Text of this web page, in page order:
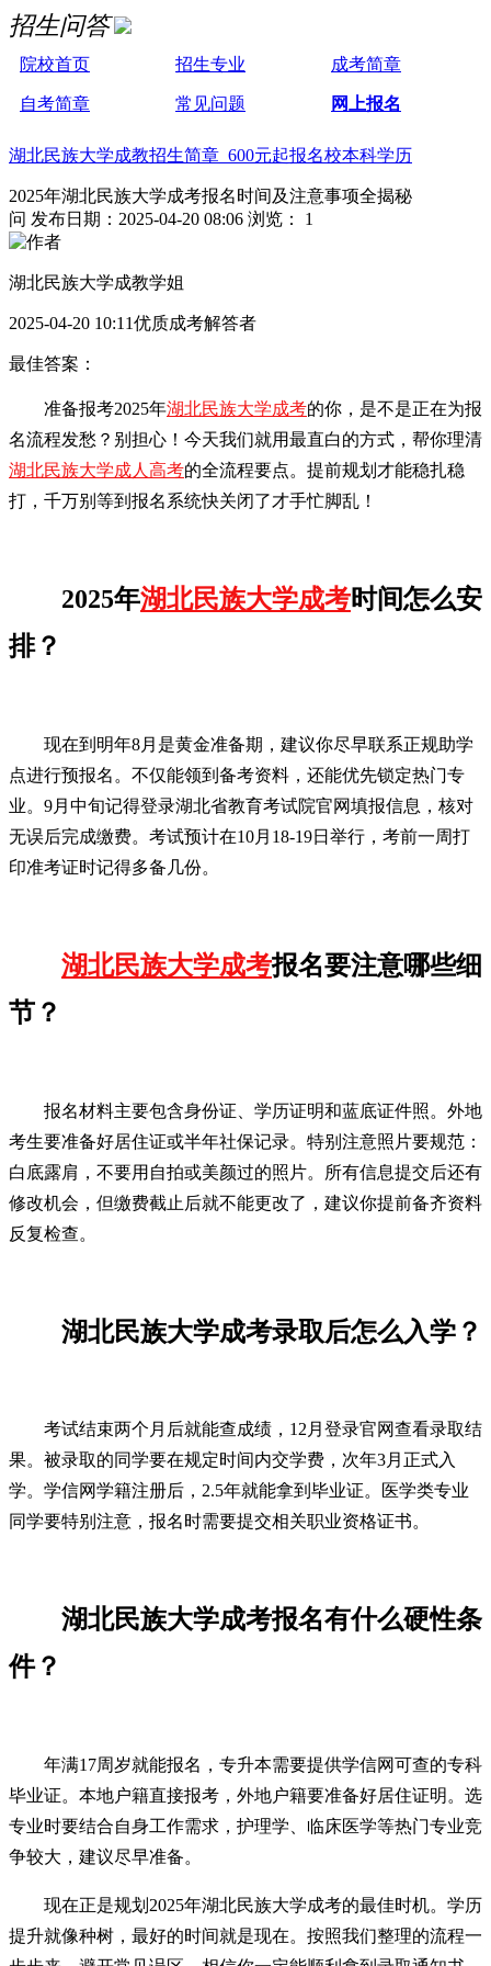
招生问答
院校首页 招生专业 成考简章
自考简章 常见问题 网上报名
湖北民族大学成教招生简章 600元起报名校本科学历
2025年湖北民族大学成考报名时间及注意事项全揭秘
问 发布日期：2025-04-20 08:06 浏览： 1
湖北民族大学成教学姐
2025-04-20 10:11优质成考解答者
最佳答案：
准备报考2025年湖北民族大学成考的你，是不是正在为报
名流程发愁？别担心！今天我们就用最直白的方式，帮你理清
湖北民族大学成人高考的全流程要点。提前规划才能稳扎稳
打，千万别等到报名系统快关闭了才手忙脚乱！
2025年湖北民族大学成考时间怎么安
排？
现在到明年8月是黄金准备期，建议你尽早联系正规助学
点进行预报名。不仅能领到备考资料，还能优先锁定热门专
业。9月中旬记得登录湖北省教育考试院官网填报信息，核对
无误后完成缴费。考试预计在10月18-19日举行，考前一周打
印准考证时记得多备几份。
湖北民族大学成考报名要注意哪些细
节？
报名材料主要包含身份证、学历证明和蓝底证件照。外地
考生要准备好居住证或半年社保记录。特别注意照片要规范：
白底露肩，不要用自拍或美颜过的照片。所有信息提交后还有
修改机会，但缴费截止后就不能更改了，建议你提前备齐资料
反复检查。
湖北民族大学成考录取后怎么入学？
考试结束两个月后就能查成绩，12月登录官网查看录取结
果。被录取的同学要在规定时间内交学费，次年3月正式入
学。学信网学籍注册后，2.5年就能拿到毕业证。医学类专业
同学要特别注意，报名时需要提交相关职业资格证书。
湖北民族大学成考报名有什么硬性条
件？
年满17周岁就能报名，专升本需要提供学信网可查的专科
毕业证。本地户籍直接报考，外地户籍要准备好居住证明。选
专业时要结合自身工作需求，护理学、临床医学等热门专业竞
争较大，建议尽早准备。
现在正是规划2025年湖北民族大学成考的最佳时机。学历
提升就像种树，最好的时间就是现在。按照我们整理的流程一